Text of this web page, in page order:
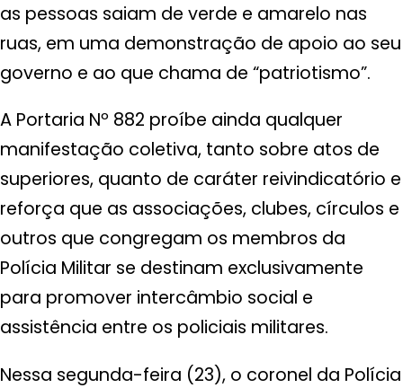
as pessoas saiam de verde e amarelo nas
ruas, em uma demonstração de apoio ao seu
governo e ao que chama de “patriotismo”.
A Portaria Nº 882 proíbe ainda qualquer
manifestação coletiva, tanto sobre atos de
superiores, quanto de caráter reivindicatório e
reforça que as associações, clubes, círculos e
outros que congregam os membros da
Polícia Militar se destinam exclusivamente
para promover intercâmbio social e
assistência entre os policiais militares.
Nessa segunda-feira (23), o coronel da Polícia